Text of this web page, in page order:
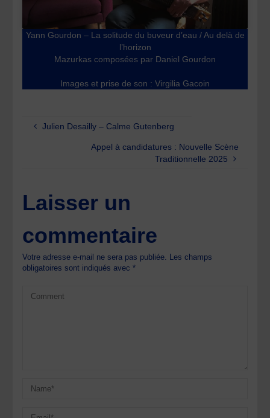
Yann Gourdon – La solitude du buveur d’eau / Au delà de
l’horizon
Mazurkas composées par Daniel Gourdon
Images et prise de son : Virgilia Gacoin
Julien Desailly – Calme Gutenberg
Appel à candidatures : Nouvelle Scène
Traditionnelle 2025
Laisser un
commentaire
Votre adresse e-mail ne sera pas publiée. Les champs
obligatoires sont indiqués avec*